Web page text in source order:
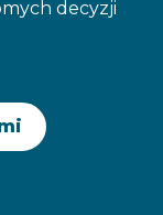
decyzji